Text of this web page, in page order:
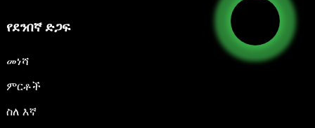
የደንበኛ ድጋፍ
መነሻ
ምርቶች
ስለ እኛ